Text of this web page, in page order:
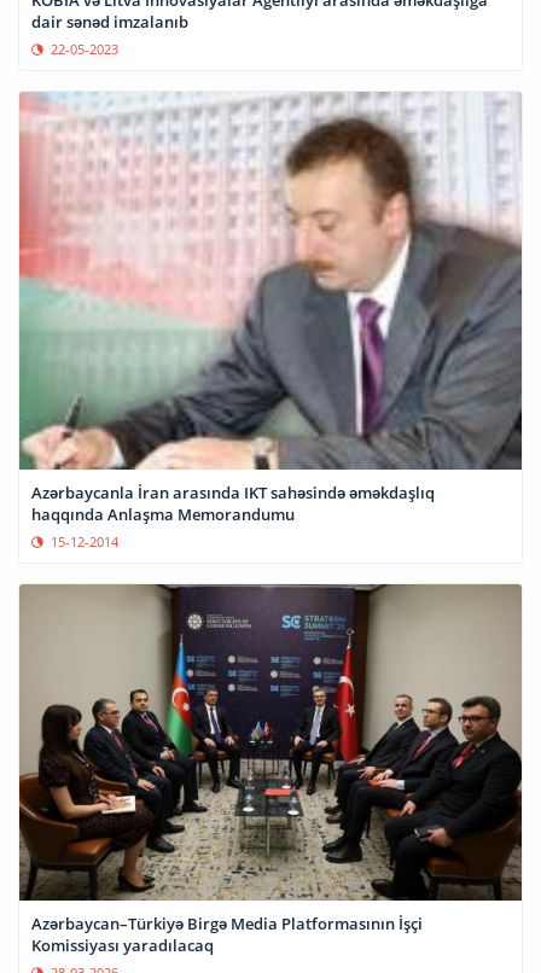
dair sənəd imzalanıb
22-05-2023
Azərbaycanla İran arasında IKT sahəsində əməkdaşlıq
haqqında Anlaşma Memorandumu
15-12-2014
Azərbaycan–Türkiyə Birgə Media Platformasının İşçi
Komissiyası yaradılacaq